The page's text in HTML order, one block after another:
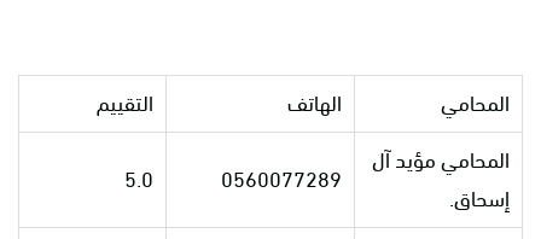
المحامي الهاتف
التقييم
المحامي مؤيد آل
إسحاق.
0560077289
5.0